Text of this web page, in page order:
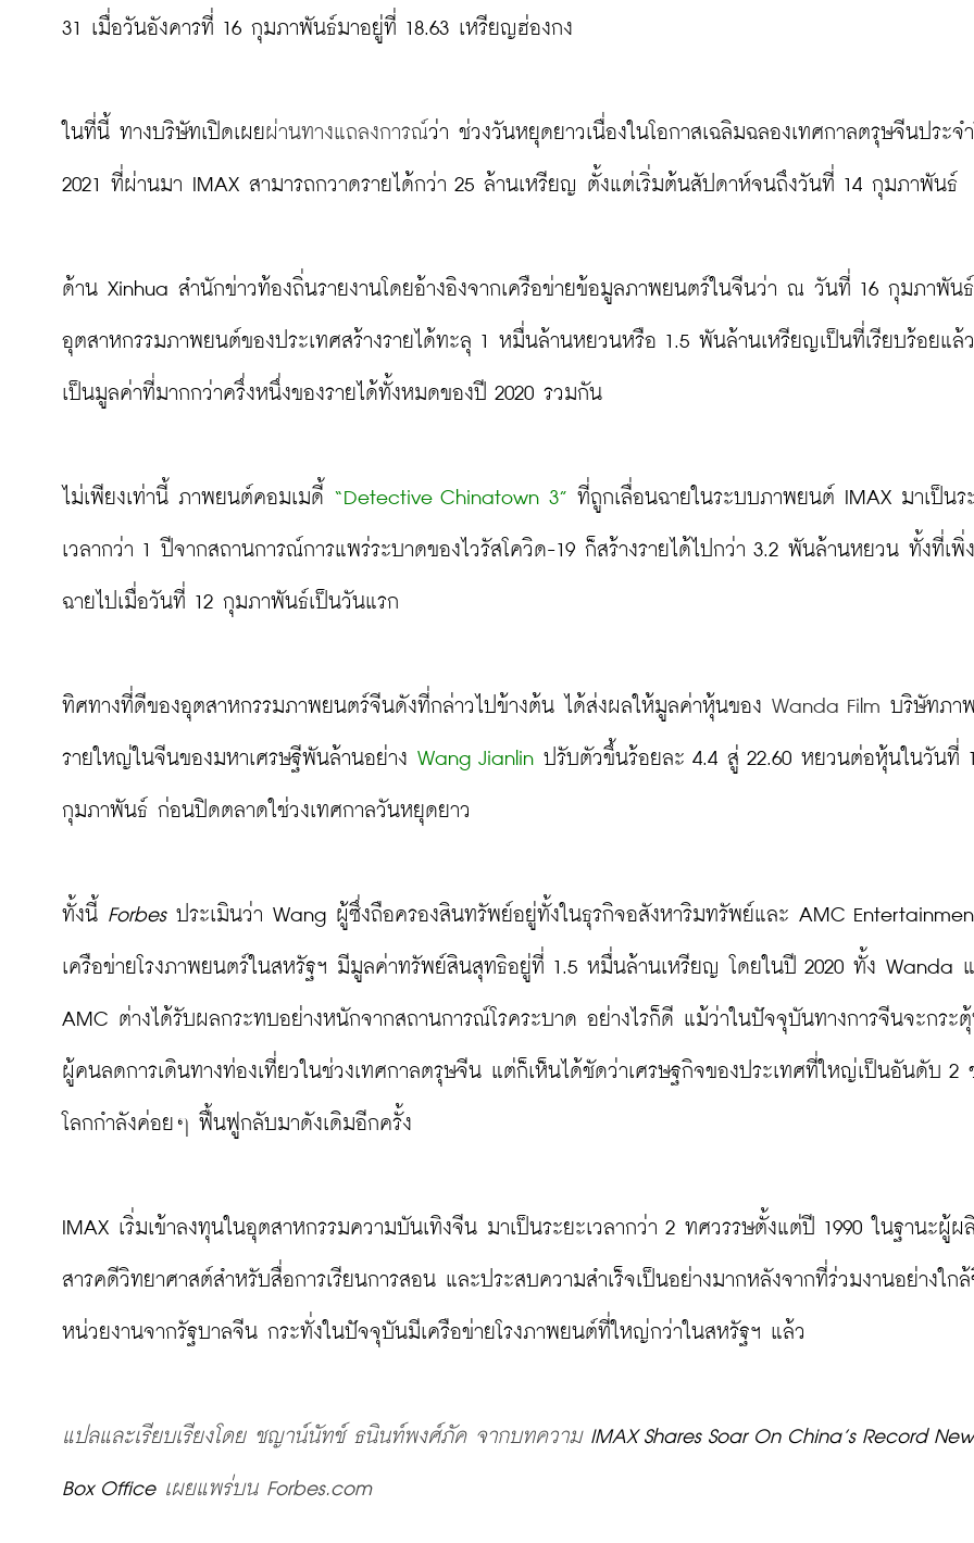
31 เมื่อวันอังคารที่ 16 กุมภาพันธ์มาอยู่ที่ 18.63 เหรียญฮ่องกง
ในที่นี้ ทางบริษัทเปิดเผยผ่านทางแถลงการณ์ว่า ช่วงวันหยุดยาวเนื่องในโอกาสเฉลิมฉลองเทศกาลตรุษจีนประจ
2021 ที่ผ่านมา IMAX สามารถกวาดรายได้กว่า 25 ล้านเหรียญ ตั้งแต่เริ่มต้นสัปดาห์จนถึงวันที่ 14 กุมภาพันธ์
ด้าน Xinhua สำนักข่าวท้องถิ่นรายงานโดยอ้างอิงจากเครือข่ายข้อมูลภาพยนตร์ในจีนว่า ณ วันที่ 16 กุมภาพันธ์
อุตสาหกรรมภาพยนต์ของประเทศสร้างรายได้ทะลุ 1 หมื่นล้านหยวนหรือ 1.5 พันล้านเหรียญเป็นที่เรียบร้อยแล้
เป็นมูลค่าที่มากกว่าครึ่งหนึ่งของรายได้ทั้งหมดของปี 2020 รวมกัน
ไม่เพียงเท่านี้ ภาพยนต์คอมเมดี้ “Detective Chinatown 3” ที่ถูกเลื่อนฉายในระบบภาพยนต์ IMAX มาเป็นร
เวลากว่า 1 ปีจากสถานการณ์การแพร่ระบาดของไวรัสโควิด-19 ก็สร้างรายได้ไปกว่า 3.2 พันล้านหยวน ทั้งที่เพิ่ง
ฉายไปเมื่อวันที่ 12 กุมภาพันธ์เป็นวันแรก
ทิศทางที่ดีของอุตสาหกรรมภาพยนตร์จีนดังที่กล่าวไปข้างต้น ได้ส่งผลให้มูลค่าหุ้นของ Wanda Film บริษัทภา
รายใหญ่ในจีนของมหาเศรษฐีพันล้านอย่าง Wang Jianlin ปรับตัวขึ้นร้อยละ 4.4 สู่ 22.60 หยวนต่อหุ้นในวันที่
กุมภาพันธ์ ก่อนปิดตลาดใช่วงเทศกาลวันหยุดยาว
ทั้งนี้ Forbes ประเมินว่า Wang ผู้ซึ่งถือครองสินทรัพย์อยู่ทั้งในธุรกิจอสังหาริมทรัพย์และ AMC
เครือข่ายโรงภาพยนตร์ในสหรัฐฯ มีมูลค่าทรัพย์สินสุทธิอยู่ที่ 1.5 หมื่นล้านเหรียญ โดยในปี 2020 ทั้ง Wanda
AMC ต่างได้รับผลกระทบอย่างหนักจากสถานการณ์โรคระบาด อย่างไรก็ดี แม้ว่าในปัจจุบันทางการจีนจะกระ
ผู้คนลดการเดินทางท่องเที่ยวในช่วงเทศกาลตรุษจีน แต่ก็เห็นได้ชัดว่าเศรษฐกิจของประเทศที่ใหญ่เป็นอันดับ 2
โลกกำลังค่อยๆ ฟื้นฟูกลับมาดังเดิมอีกครั้ง
IMAX เริ่มเข้าลงทุนในอุตสาหกรรมความบันเทิงจีน มาเป็นระยะเวลากว่า 2 ทศวรรษตั้งแต่ปี 1990 ในฐานะผู้ผ
สารคดีวิทยาศาสต์สำหรับสื่อการเรียนการสอน และประสบความสำเร็จเป็นอย่างมากหลังจากที่ร่วมงานอย่างใก
หน่วยงานจากรัฐบาลจีน กระทั่งในปัจจุบันมีเครือข่ายโรงภาพยนต์ที่ใหญ่กว่าในสหรัฐฯ แล้ว
แปลและเรียบเรียงโดย ชญาน์นัทช์ ธนินท์พงศ์ภัค จากบทความ IMAX Shares Soar On China’s Record
Box Office เผยแพร่บน Forbes.com